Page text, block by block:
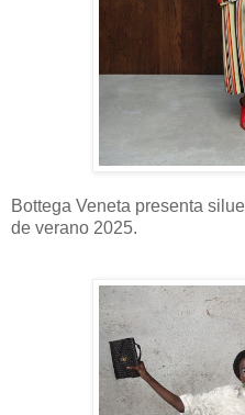
Bottega Veneta presenta
de verano 2025.